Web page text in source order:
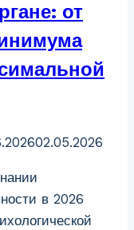
от
02.05.2026
в 2026